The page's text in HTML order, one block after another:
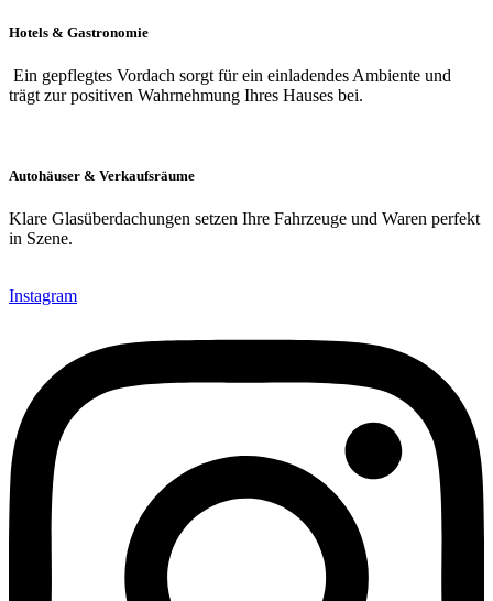
Hotels & Gastronomie
Ein gepflegtes Vordach sorgt für ein einladendes Ambiente und
trägt zur positiven Wahrnehmung Ihres Hauses bei.
Autohäuser & Verkaufsräume
Klare Glasüberdachungen setzen Ihre Fahrzeuge und Waren perfekt
in Szene.
Instagram